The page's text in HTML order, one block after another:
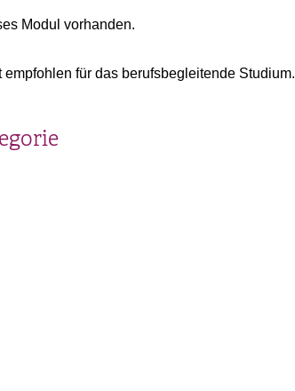
Modul vorhanden.
für das berufsbegleitende Studium.